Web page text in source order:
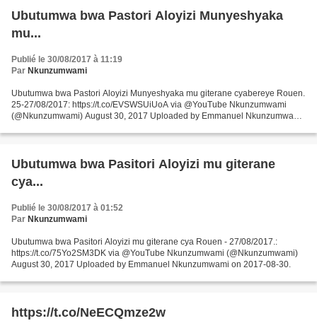
Ubutumwa bwa Pastori Aloyizi Munyeshyaka
mu...
Publié le 30/08/2017 à 11:19
Par Nkunzumwami
Ubutumwa bwa Pastori Aloyizi Munyeshyaka mu giterane cyabereye Rouen.
25-27/08/2017: https://t.co/EVSWSUiUoA via @YouTube Nkunzumwami
(@Nkunzumwami) August 30, 2017 Uploaded by Emmanuel Nkunzumwami
Ubutumwa bwa Pasitori Aloyizi mu giterane
cya...
Publié le 30/08/2017 à 01:52
Par Nkunzumwami
Ubutumwa bwa Pasitori Aloyizi mu giterane cya Rouen - 27/08/2017.:
https://t.co/75Yo2SM3DK via @YouTube Nkunzumwami (@Nkunzumwami)
August 30, 2017 Uploaded by Emmanuel Nkunzumwami on 2017-08-30.
https://t.co/NeECQmze2w